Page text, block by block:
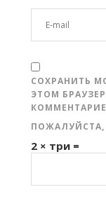
СОХРАНИТЬ
ЭТОМ
2 × три =